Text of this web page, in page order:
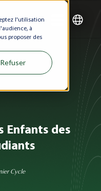
l'utilisation
à
proposer des
Refuser
Enfants des
Cycle